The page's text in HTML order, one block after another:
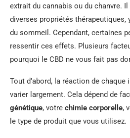
extrait du cannabis ou du chanvre.
diverses propriétés thérapeutiques,
du sommeil. Cependant, certaines
ressentir ces effets. Plusieurs
pourquoi le CBD ne vous fait pas
Tout d’abord, la réaction de chaque
varier largement. Cela dépend de
génétique, votre chimie corporelle,
le type de produit que vous utilisez.